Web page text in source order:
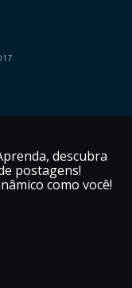
descubra
postagens!
como você!